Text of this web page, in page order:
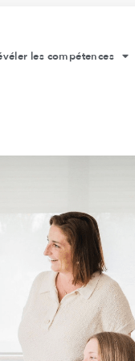
les compétences